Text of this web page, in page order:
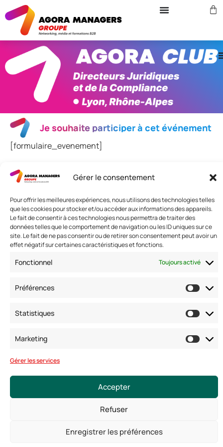
Gérer le consentement
Pour offrir les meilleures expériences, nous utilisons des technologies telles
que les cookies pour stocker et/ou accéder aux informations des appareils.
Le fait de consentir à ces technologies nous permettra de traiter des
données telles que le comportement de navigation ou les ID uniques sur ce
site. Le fait de ne pas consentir ou de retirer son consentement peut avoir un
effet négatif sur certaines caractéristiques et fonctions.
Fonctionnel Toujours activé
Préférences
Statistiques
Marketing
Gérer les services
Accepter
Refuser
Enregistrer les préférences
Je souhaite participer à cet événement
[formulaire_evenement]
Nous contacter
Adresse: 42 avenue de la Grande Armée 75017 PARIS
Standard :01 47 42 76 60
Fax : 01 40 17 99 21
Nous suivre
© Copyright 2025. Tous droits réservés
Mentions légales
Politique de confidentialité
Politique de cookies